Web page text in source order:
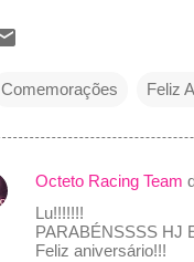
Comemorações Feliz
Octeto Racing Team
Lu!!!!!!!
PARABÉNSSSS HJ
Feliz aniversário!!!